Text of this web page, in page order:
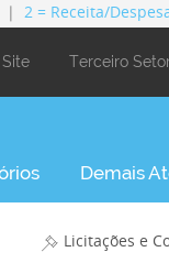
| 2 = Receita/
Terceiro
Licitações e
Demais